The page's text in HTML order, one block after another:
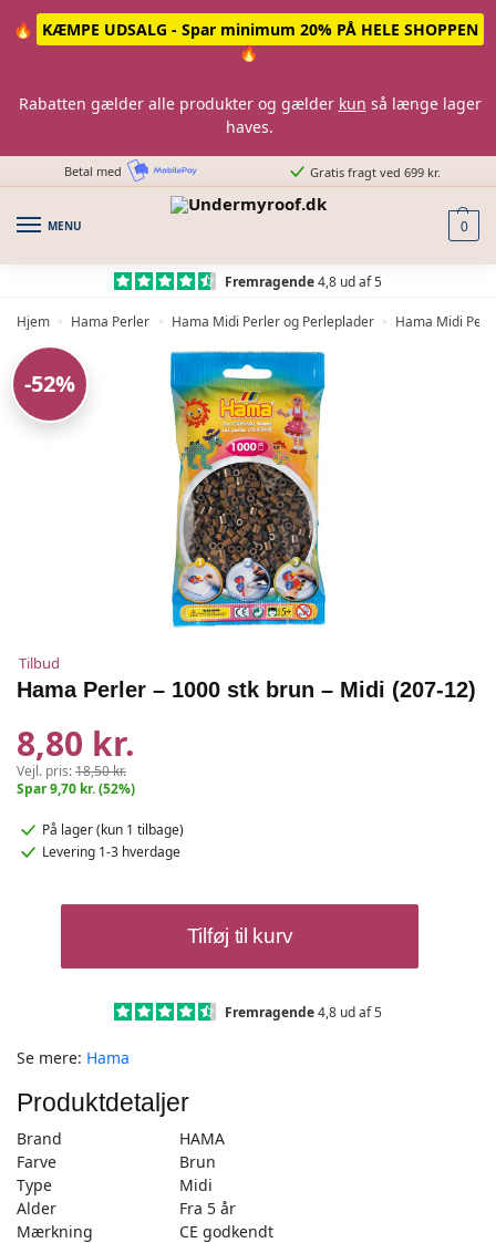
🔥
KÆMPE UDSALG - Spar minimum 20% PÅ HELE SHOPPEN
🔥
Rabatten gælder alle produkter og gælder kun så længe lager
haves.
Betal med Gratis fragt ved 699 kr.
MENU 0
Fremragende4,8 ud af 5
Hjem » Hama Perler » Hama Midi Perler og Perleplader » Hama Midi
-52%
Tilbud
Hama Perler – 1000 stk brun – Midi (207-12)
8,80 kr.
Vejl. pris:18,50 kr.
Spar 9,70 kr. (52%)
På lager(kun 1 tilbage)
Levering 1-3 hverdage
-
(207-
12)
antal
Tilføj til kurv
Fremragende4,8 ud af 5
Se mere: Hama
Produktdetaljer
Brand
HAMA
Farve
Brun
Type
Midi
Alder
Fra 5 år
Mærkning
CE godkendt